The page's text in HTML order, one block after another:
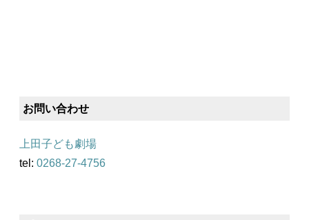
お問い合わせ
上田子ども劇場
tel: 0268-27-4756